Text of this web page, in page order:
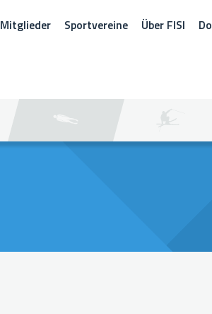
Mitglieder Sportvereine Über FISI